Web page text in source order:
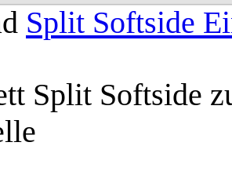
Split Softside
Split Softside